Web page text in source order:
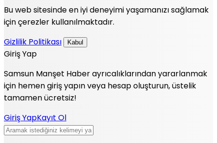
Bu web sitesinde en iyi deneyimi yaşamanızı sağlamak
için çerezler kullanılmaktadır.
Gizlilik Politikası
Kabul
Giriş Yap
Samsun Manşet Haber ayrıcalıklarından yararlanmak
için hemen giriş yapın veya hesap oluşturun, üstelik
tamamen ücretsiz!
Giriş YapKayıt Ol